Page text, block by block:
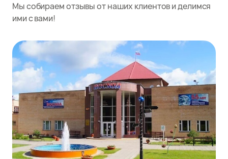
Мы собираем отзывы от наших клиентов и делимся
ими с вами!